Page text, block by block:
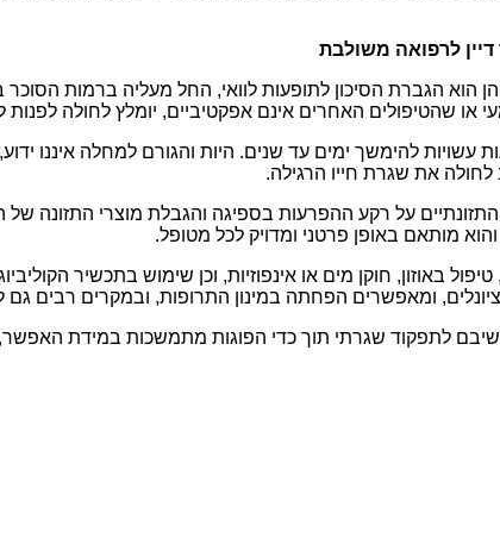
לרפואה משולבת
הוא הגברת הסיכון לתופעות לוואי, החל מעליה ברמות
או שהטיפולים האחרים אינם אפקטיביים, יומלץ לחולה
להימשך ימים עד שנים. היות והגורם למחלה איננו
את שגרת חייו הרגילה.
על רקע ההפרעות בספיגה והגבלת מוצרי התזונה של
מותאם באופן פרטני ומדויק לכל מטופל.
באוזון, חוקן מים או אינפוזיות, וכן שימוש בתכשיר
ומאפשרים הפחתה במינון התרופות, ובמקרים
לתפקוד שגרתי תוך כדי הפוגות מתמשכות במידת